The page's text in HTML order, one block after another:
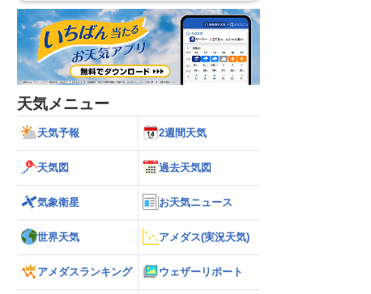
天気メニュー
天気予報 2週間天気
天気図 過去天気図
気象衛星 お天気ニュース
世界天気 アメダス(実況天気)
アメダスランキング ウェザーリポート